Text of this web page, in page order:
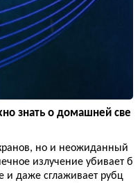
знать о домашней све
но и неожиданный
излучение убивает б
и даже сглаживает рубц